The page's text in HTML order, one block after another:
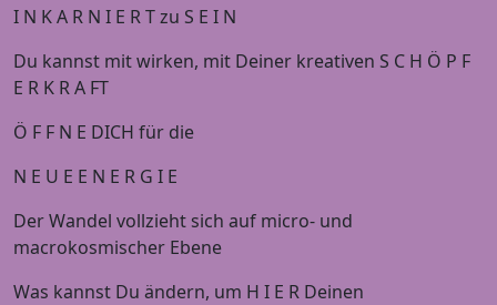
I N K A R N I E R T zu S E I N
Du kannst mit wirken, mit Deiner kreativen S C H Ö P F
E R K R A FT
Ö F F N E DICH für die
N E U E E N E R G I E
Der Wandel vollzieht sich auf micro- und
macrokosmischer Ebene
Was kannst Du ändern, um H I E R Deinen